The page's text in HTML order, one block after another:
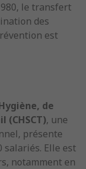
le transfert
des
est
de
(CHSCT), une
présente
salariés. Elle est
notamment en